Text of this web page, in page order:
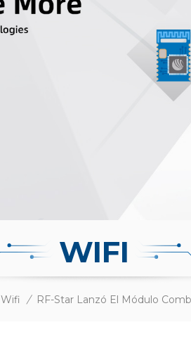
WIFI
Wifi /